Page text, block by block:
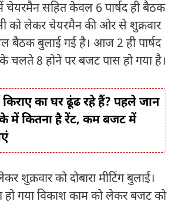
चेयरमैन सहित केवल 6 पार्षद ही बैठक
को लेकर चेयरमैन की ओर से शुक्रवार
बैठक बुलाई गई है। आज 2 ही पार्षद
चलते 8 होने पर बजट पास हो गया है।
किराए का घर ढूंढ रहे हैं? पहले जान
में कितना है रेंट, कम बजट में
शुक्रवार को दोबारा मीटिंग बुलाई।
हो गया विकाश काम को लेकर बजट को